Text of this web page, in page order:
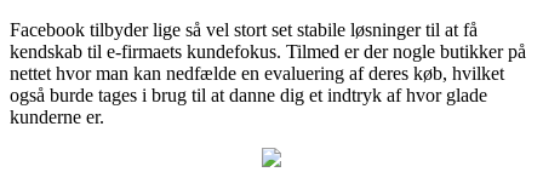
Facebook tilbyder lige så vel stort set stabile løsninger til at få
kendskab til e-firmaets kundefokus. Tilmed er der nogle butikker på
nettet hvor man kan nedfælde en evaluering af deres køb, hvilket
også burde tages i brug til at danne dig et indtryk af hvor glade
kunderne er.